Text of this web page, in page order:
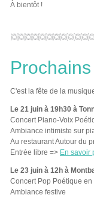
À bientôt !
C'est la fête de la
Le 21 juin à 19h30 à
Concert Piano-Voix
Ambiance intimiste sur
Au restaurant Autour du
Entrée libre => En savoir
Le 23 juin à 12h à
Concert Pop Poétique
Ambiance festive